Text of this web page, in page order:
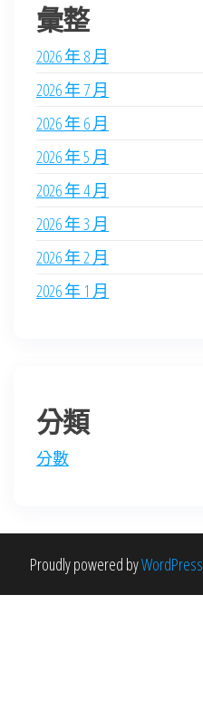
彙整
2026 年 8 月
2026 年 7 月
2026 年 6 月
2026 年 5 月
2026 年 4 月
2026 年 3 月
2026 年 2 月
2026 年 1 月
分類
分數
Proudly powered byWordPress